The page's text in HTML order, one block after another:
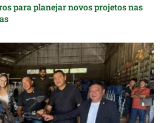
para planejar novos projetos nas